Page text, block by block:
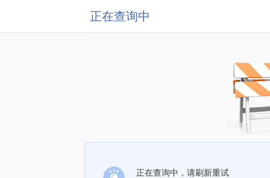
正在查询中
正在查询中，请刷新重试